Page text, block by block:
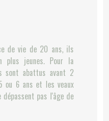
de vie de 20 ans, ils
plus jeunes. Pour la
sont abattus avant 2
ou 6 ans et les veaux
pas l'âge de